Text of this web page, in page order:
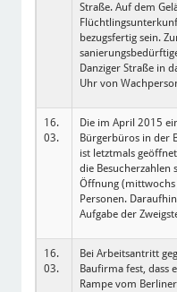
Straße. Auf dem
bezugsfertig sein.
Danziger Straße in
Uhr von
16.
03.
Die im April 2015
Bürgerbüros in der
ist letztmals
die Besucherzahlen
Öffnung
Personen.
Aufgabe der
16.
03.
Bei Arbeitsantritt
Baufirma fest, dass
Rampe vom